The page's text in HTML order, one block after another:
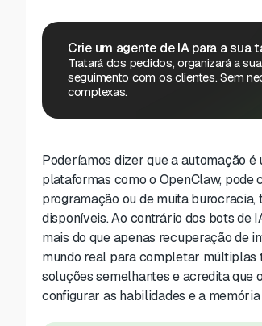
Crie um agente de IA para a sua
Tratará dos pedidos, organizará a
seguimento com os clientes. Sem
complexas.
Poderíamos dizer que a automação é
plataformas como o OpenClaw,
programação ou de muita
disponíveis. Ao contrário dos bots de
mais do que apenas recuperação de
mundo real para completar múltiplas
soluções semelhantes e acredita que
configurar as habilidades e a memória